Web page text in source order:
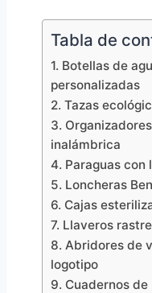
Tabla de
1. Botellas de
personalizadas
2. Tazas
3.
inalámbrica
4. Paraguas con
5. Loncheras
6. Cajas
7. Llaveros
8. Abridores de
logotipo
9. Cuadernos